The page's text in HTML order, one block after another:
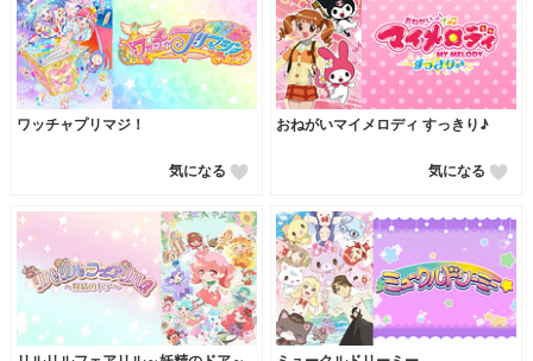
ワッチャプリマジ！
気になる
おねがいマイメロディ すっきり♪
気になる